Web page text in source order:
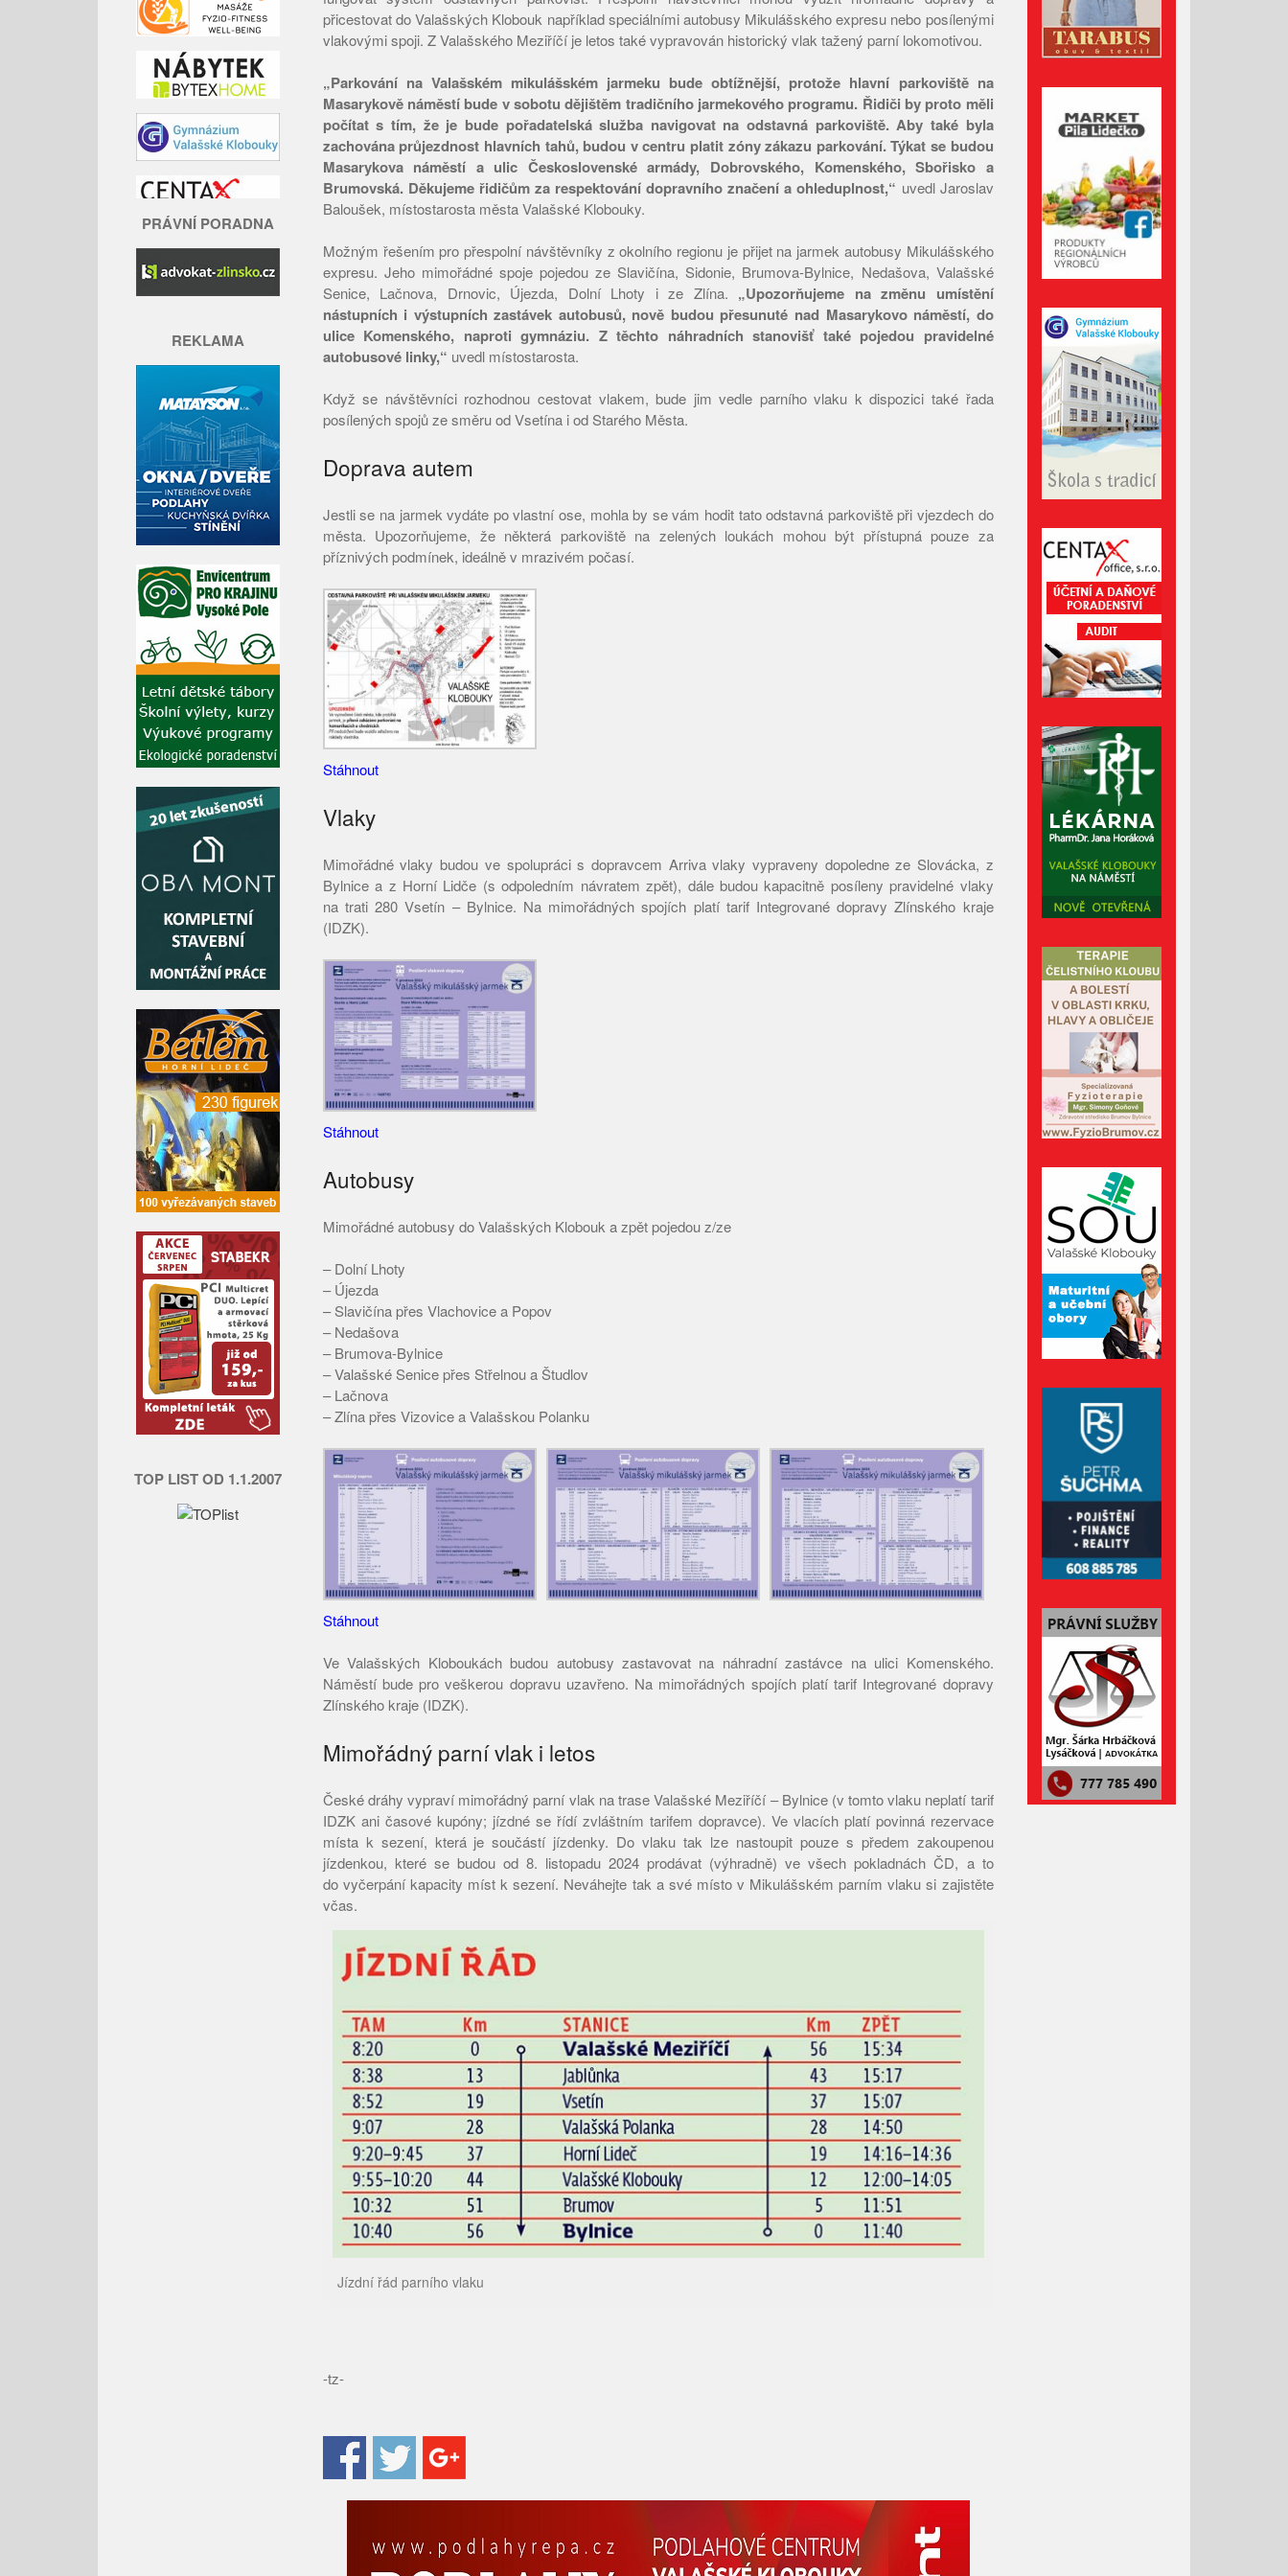
Únor 2026
Leden 2026
Prosinec 2025
Listopad 2025
Říjen 2025
Srpen 2025
Červenec 2025
Červen 2025
Květen 2025
Březen 2025
Leden 2025
Prosinec 2024
Listopad 2024
Říjen 2024
Září 2024
Červenec 2024
Červen 2024
Květen 2024
Duben 2024
Březen 2024
Únor 2024
Prosinec 2023
Listopad 2023
Říjen 2023
Září 2023
Červenec 2023
Červen 2023
Duben 2023
Březen 2023
Únor 2023
Leden 2023
Prosinec 2022
Listopad 2022
Říjen 2022
Září 2022
Srpen 2022
Červenec 2022
Červen 2022
Květen 2022
Duben 2022
Březen 2022
Únor 2022
Leden 2022
Prosinec 2021
Listopad 2021
Říjen 2021
Září 2021
Srpen 2021
Červenec 2021
Květen 2021
Duben 2021
Březen 2021
Únor 2021
Leden 2021
Prosinec 2020
Listopad 2020
PRÁVNÍ PORADNA
REKLAMA
TOP LIST OD 1.1.2007
přicestovat do Valašských Klobouk například speciálními autobusy Mikulášského expresu nebo posílenými
vlakovými spoji. Z Valašského Meziříčí je letos také vypravován historický vlak tažený parní lokomotivou.
„Parkování na Valašském mikulášském jarmeku bude obtížnější, protože hlavní parkoviště na
Masarykově náměstí bude v sobotu dějištěm tradičního jarmekového programu. Řidiči by proto měli
počítat s tím, že je bude pořadatelská služba navigovat na odstavná parkoviště. Aby také byla
zachována průjezdnost hlavních tahů, budou v centru platit zóny zákazu parkování. Týkat se budou
Masarykova náměstí a ulic Československé armády, Dobrovského, Komenského, Sbořisko a
Brumovská. Děkujeme řidičům za respektování dopravního značení a ohleduplnost,“ uvedl Jaroslav
Baloušek, místostarosta města Valašské Klobouky.
Možným řešením pro přespolní návštěvníky z okolního regionu je přijet na jarmek autobusy Mikulášského
expresu. Jeho mimořádné spoje pojedou ze Slavičína, Sidonie, Brumova-Bylnice, Nedašova, Valašské
Senice, Lačnova, Drnovic, Újezda, Dolní Lhoty i ze Zlína. „Upozorňujeme na změnu umístění
nástupních i výstupních zastávek autobusů, nově budou přesunuté nad Masarykovo náměstí, do
ulice Komenského, naproti gymnáziu. Z těchto náhradních stanovišť také pojedou pravidelné
autobusové linky,“ uvedl místostarosta.
Když se návštěvníci rozhodnou cestovat vlakem, bude jim vedle parního vlaku k dispozici také řada
posílených spojů ze směru od Vsetína i od Starého Města.
Doprava autem
Jestli se na jarmek vydáte po vlastní ose, mohla by se vám hodit tato odstavná parkoviště při vjezdech do
města. Upozorňujeme, že některá parkoviště na zelených loukách mohou být přístupná pouze za
příznivých podmínek, ideálně v mrazivém počasí.
Stáhnout
Vlaky
Mimořádné vlaky budou ve spolupráci s dopravcem Arriva vlaky vypraveny dopoledne ze Slovácka, z
Bylnice a z Horní Lidče (s odpoledním návratem zpět), dále budou kapacitně posíleny pravidelné vlaky
na trati 280 Vsetín – Bylnice. Na mimořádných spojích platí tarif Integrované dopravy Zlínského kraje
(IDZK).
Stáhnout
Autobusy
Mimořádné autobusy do Valašských Klobouk a zpět pojedou z/ze
– Dolní Lhoty
– Újezda
– Slavičína přes Vlachovice a Popov
– Nedašova
– Brumova-Bylnice
– Valašské Senice přes Střelnou a Študlov
– Lačnova
– Zlína přes Vizovice a Valašskou Polanku
Stáhnout
Ve Valašských Kloboukách budou autobusy zastavovat na náhradní zastávce na ulici Komenského.
Náměstí bude pro veškerou dopravu uzavřeno. Na mimořádných spojích platí tarif Integrované dopravy
Zlínského kraje (IDZK).
Mimořádný parní vlak i letos
České dráhy vypraví mimořádný parní vlak na trase Valašské Meziříčí – Bylnice (v tomto vlaku neplatí tarif
IDZK ani časové kupóny; jízdné se řídí zvláštním tarifem dopravce). Ve vlacích platí povinná rezervace
místa k sezení, která je součástí jízdenky. Do vlaku tak lze nastoupit pouze s předem zakoupenou
jízdenkou, které se budou od 8. listopadu 2024 prodávat (výhradně) ve všech pokladnách ČD, a to
do vyčerpání kapacity míst k sezení. Neváhejte tak a své místo v Mikulášském parním vlaku si zajistěte
včas.
Jízdní řád parního vlaku
-tz-